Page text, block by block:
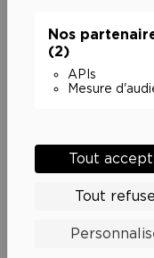
Nos
(2)
APIs
Mesure
Tout
Tout
Restons en lien
Inscrivez-vous à
Suivez-nous sur les